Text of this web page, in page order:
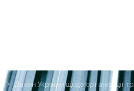
Закон України щодо організації